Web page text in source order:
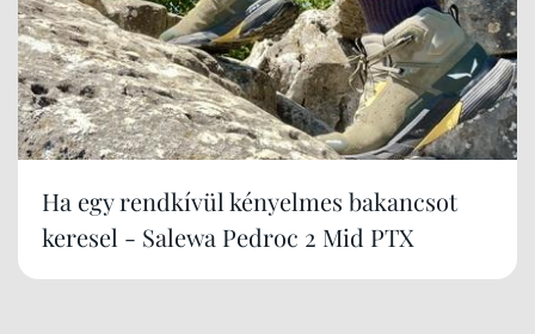
Ha egy rendkívül kényelmes bakancsot
keresel - Salewa Pedroc 2 Mid PTX